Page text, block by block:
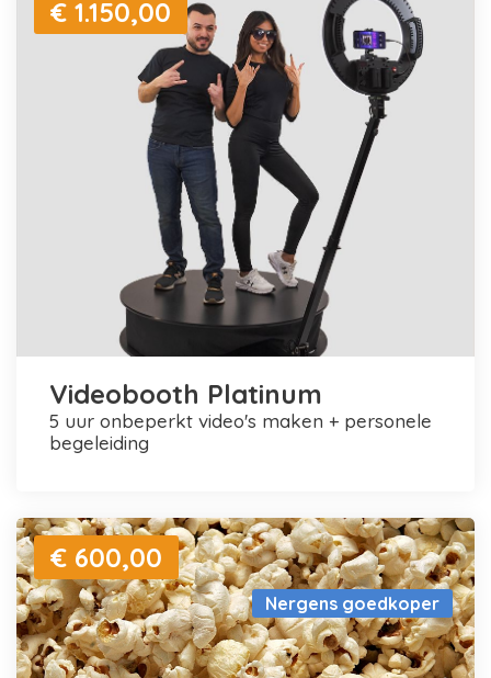
€ 1.150,00
Videobooth Platinum
5 uur onbeperkt video's maken + personele
begeleiding
Nergens goedkoper
€ 600,00